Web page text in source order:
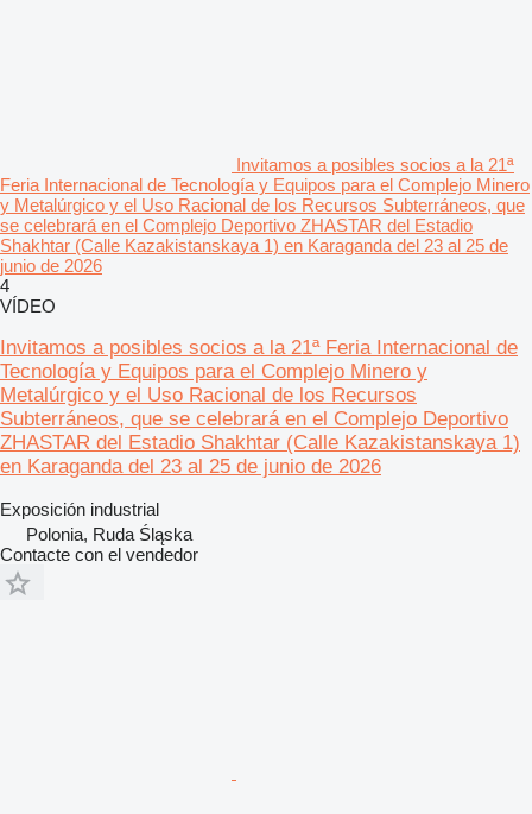
Invitamos a posibles socios a la 21ª
Feria Internacional de Tecnología y Equipos para el Complejo Minero
y Metalúrgico y el Uso Racional de los Recursos Subterráneos, que
se celebrará en el Complejo Deportivo ZHASTAR del Estadio
Shakhtar (Calle Kazakistanskaya 1) en Karaganda del 23 al 25 de
junio de 2026
4
VÍDEO
Invitamos a posibles socios a la 21ª Feria Internacional de
Tecnología y Equipos para el Complejo Minero y
Metalúrgico y el Uso Racional de los Recursos
Subterráneos, que se celebrará en el Complejo Deportivo
ZHASTAR del Estadio Shakhtar (Calle Kazakistanskaya 1)
en Karaganda del 23 al 25 de junio de 2026
Exposición industrial
Polonia, Ruda Śląska
Contacte con el vendedor